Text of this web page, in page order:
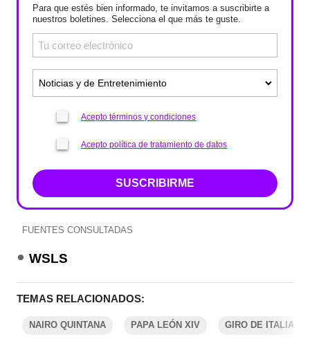
Para que estés bien informado, te invitamos a suscribirte a
nuestros boletines. Selecciona el que más te guste.
Acepto términos y condiciones
Acepto política de tratamiento de datos
SUSCRIBIRME
FUENTES CONSULTADAS
WSLS
TEMAS RELACIONADOS:
NAIRO QUINTANA PAPA LEÓN XIV GIRO DE ITALIA